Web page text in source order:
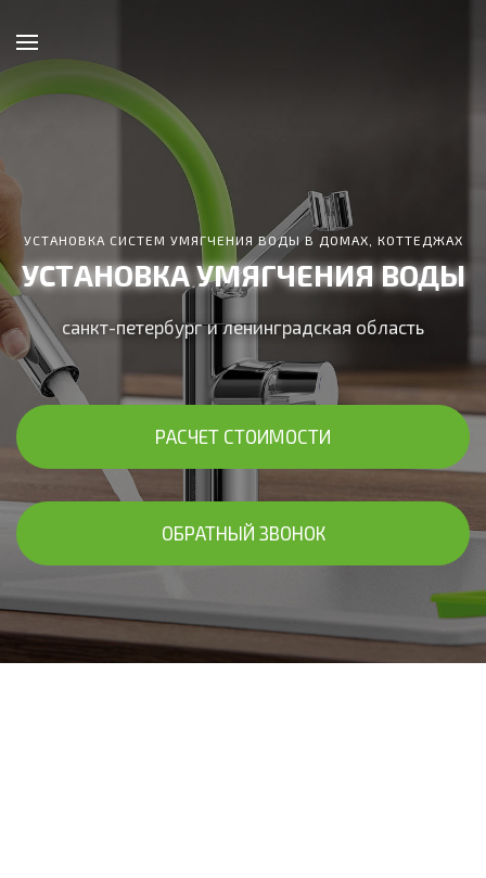
УСТАНОВКА СИСТЕМ УМЯГЧЕНИЯ ВОДЫ В ДОМАХ, КОТТЕДЖАХ
УСТАНОВКА УМЯГЧЕНИЯ ВОДЫ
санкт-петербург и ленинградская область
РАСЧЕТ СТОИМОСТИ
ОБРАТНЫЙ ЗВОНОК